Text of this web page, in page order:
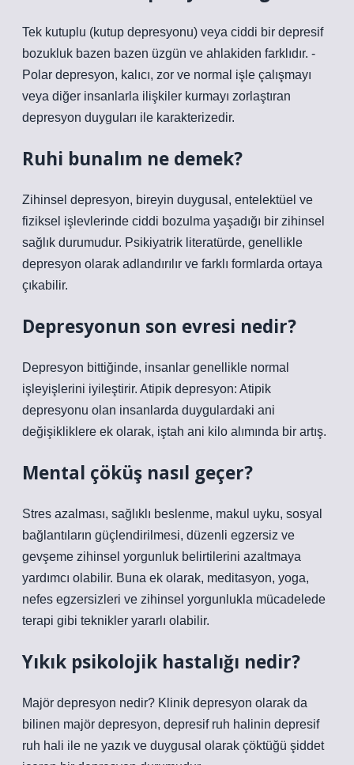
Tek kutuplu (kutup depresyonu) veya ciddi bir depresif
bozukluk bazen bazen üzgün ve ahlakiden farklıdır. -
Polar depresyon, kalıcı, zor ve normal işle çalışmayı
veya diğer insanlarla ilişkiler kurmayı zorlaştıran
depresyon duyguları ile karakterizedir.
Ruhi bunalım ne demek?
Zihinsel depresyon, bireyin duygusal, entelektüel ve
fiziksel işlevlerinde ciddi bozulma yaşadığı bir zihinsel
sağlık durumudur. Psikiyatrik literatürde, genellikle
depresyon olarak adlandırılır ve farklı formlarda ortaya
çıkabilir.
Depresyonun son evresi nedir?
Depresyon bittiğinde, insanlar genellikle normal
işleyişlerini iyileştirir. Atipik depresyon: Atipik
depresyonu olan insanlarda duygulardaki ani
değişikliklere ek olarak, iştah ani kilo alımında bir artış.
Mental çöküş nasıl geçer?
Stres azalması, sağlıklı beslenme, makul uyku, sosyal
bağlantıların güçlendirilmesi, düzenli egzersiz ve
gevşeme zihinsel yorgunluk belirtilerini azaltmaya
yardımcı olabilir. Buna ek olarak, meditasyon, yoga,
nefes egzersizleri ve zihinsel yorgunlukla mücadelede
terapi gibi teknikler yararlı olabilir.
Yıkık psikolojik hastalığı nedir?
Majör depresyon nedir? Klinik depresyon olarak da
bilinen majör depresyon, depresif ruh halinin depresif
ruh hali ile ne yazık ve duygusal olarak çöktüğü şiddet